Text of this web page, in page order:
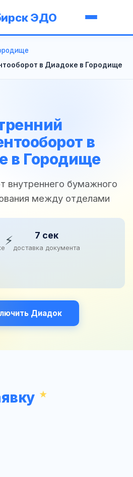
ЭДО
в Диадоке в Городище
в
в Городище
внутреннего бумажного
между отделами
⚡ 7 сек
доставка документа
Диадок